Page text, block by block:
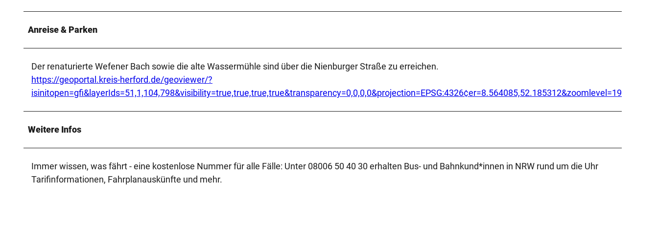
Anreise & Parken
Der renaturierte Wefener Bach sowie die alte Wassermühle sind über die Nienburger Straße zu erreichen.
https://geoportal.kreis-herford.de/geoviewer/?
isinitopen=gfi&layerIds=51,1,104,798&visibility=true,true,true,true&transparency=0,0,0,0&projection=EPSG:4326¢er=8.564085,52.185312&zoomlevel=19
Weitere Infos
Immer wissen, was fährt - eine kostenlose Nummer für alle Fälle: Unter 08006 50 40 30 erhalten Bus- und Bahnkund*innen in NRW rund um die Uhr
Tarifinformationen, Fahrplanauskünfte und mehr.